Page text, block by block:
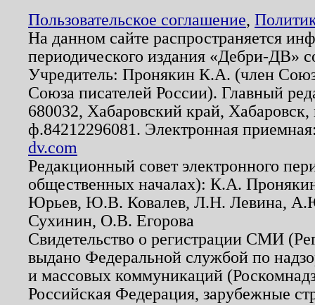
Пользовательское соглашение,
На данном сайте распространяется
периодического издания «Дебри-ДВ»
Учредитель: Пронякин К.А. (член
Союза писателей России). Главный
680032, Хабаровский край,
ф.84212296081. Электронная
dv.com
Редакционный совет электронного
общественных началах): К.А.
Юрьев, Ю.В. Ковалев, Л.Н. Левина,
Сухинин, О.В. Егорова
Свидетельство о регистрации СМИ
выдано Федеральной службой по
и массовых коммуникаций
Российская Федерация, зарубежные